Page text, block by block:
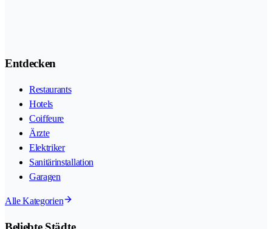
Entdecken
Restaurants
Hotels
Coiffeure
Ärzte
Elektriker
Sanitärinstallation
Garagen
Alle Kategorien